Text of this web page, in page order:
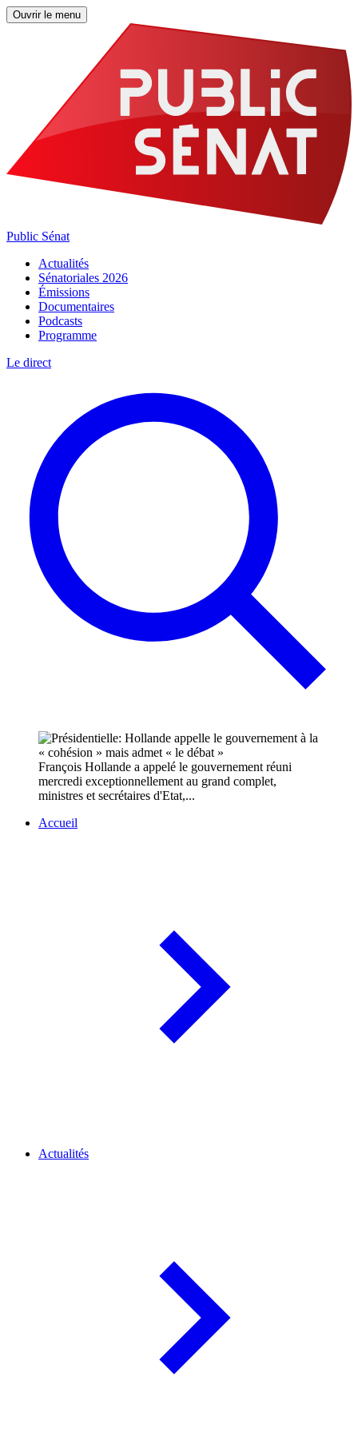
Ouvrir le menu
Public Sénat
Actualités
Sénatoriales 2026
Émissions
Documentaires
Podcasts
Programme
Le direct
François Hollande a appelé le gouvernement réuni
mercredi exceptionnellement au grand complet,
ministres et secrétaires d'Etat,...
Accueil
Actualités